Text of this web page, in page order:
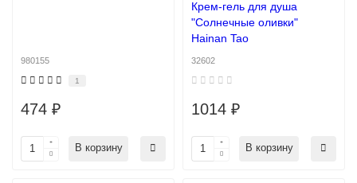
980155
1
474 ₽
В корзину
Крем-гель для душа
"Солнечные оливки"
Hainan Tao
32602
1014 ₽
В корзину